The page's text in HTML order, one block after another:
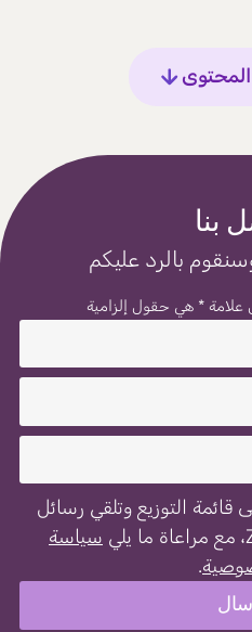
بنا
بالرد عليكم
علامة * هي حقول إلزامية
قائمة التوزيع وتلقي رسائل
سياسة
.